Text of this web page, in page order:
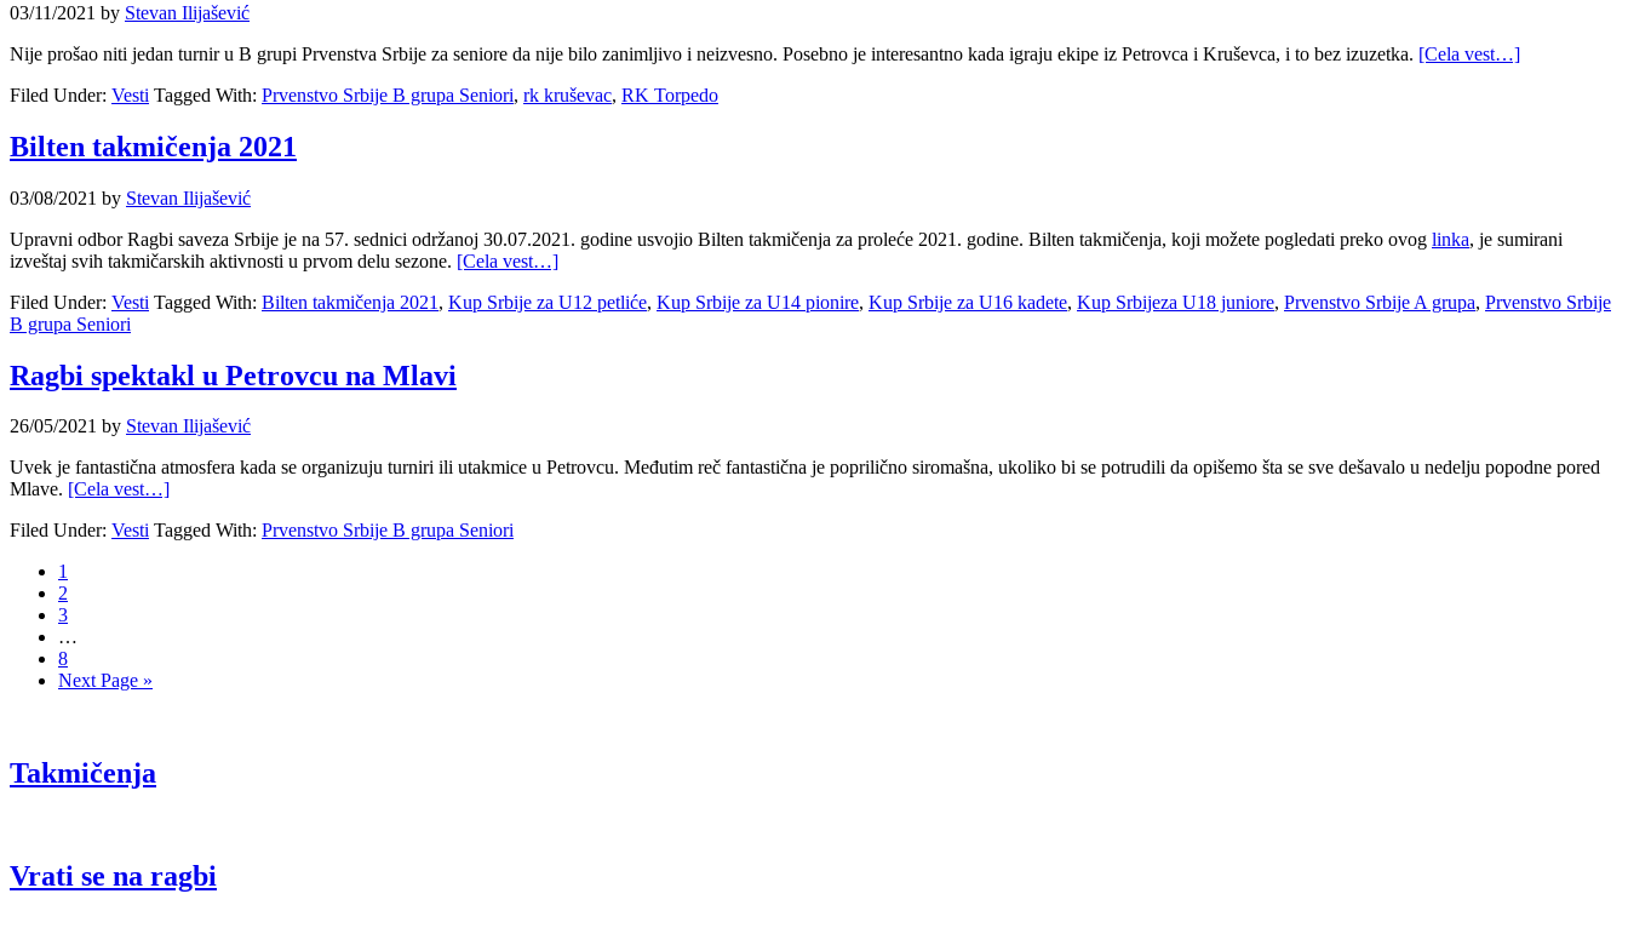
03/11/2021 by Stevan Ilijašević
Nije prošao niti jedan turnir u B grupi Prvenstva Srbije za seniore da nije bilo zanimljivo i neizvesno. Posebno je interesantno kada igraju ekipe iz Petrovca i Kruševca, i to bez izuzetka. [Cela vest…]
Filed Under: Vesti Tagged With: Prvenstvo Srbije B grupa Seniori, rk kruševac, RK Torpedo
Bilten takmičenja 2021
03/08/2021 by Stevan Ilijašević
Upravni odbor Ragbi saveza Srbije je na 57. sednici održanoj 30.07.2021. godine usvojio Bilten takmičenja za proleće 2021. godine. Bilten takmičenja, koji možete pogledati preko ovog linka, je sumirani
izveštaj svih takmičarskih aktivnosti u prvom delu sezone. [Cela vest…]
Filed Under: Vesti Tagged With: Bilten takmičenja 2021 , Kup Srbije za U12 petliće, Kup Srbije za U14 pionire, Kup Srbije za U16 kadete, Kup Srbijeza U18 juniore, Prvenstvo Srbije A grupa, Prvenstvo Srbije
B grupa Seniori
Ragbi spektakl u Petrovcu na Mlavi
26/05/2021 by Stevan Ilijašević
Uvek je fantastična atmosfera kada se organizuju turniri ili utakmice u Petrovcu. Međutim reč fantastična je poprilično siromašna, ukoliko bi se potrudili da opišemo šta se sve dešavalo u nedelju popodne pored
Mlave. [Cela vest…]
Filed Under: Vesti Tagged With: Prvenstvo Srbije B grupa Seniori
1
2
3
…
8
Next Page »
Takmičenja
Vrati se na ragbi